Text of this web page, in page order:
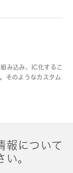
み込み、IC化するこ
そのようなカスタム
報について
。